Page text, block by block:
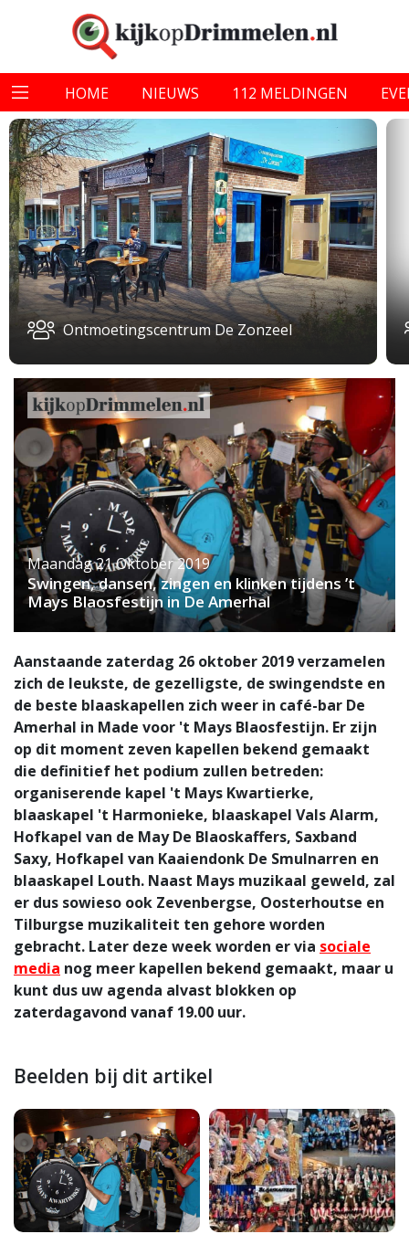
HOME NIEUWS 112 MELDINGEN
Ontmoetingscentrum De Zonzeel
Maandag 21 Oktober 2019
Swingen, dansen, zingen en klinken tijdens ’t
Mays Blaosfestijn in De Amerhal
Aanstaande zaterdag 26 oktober 2019 verzamelen
zich de leukste, de gezelligste, de swingendste en
de beste blaaskapellen zich weer in café-bar De
Amerhal in Made voor 't Mays Blaosfestijn. Er zijn
op dit moment zeven kapellen bekend gemaakt
die definitief het podium zullen betreden:
organiserende kapel 't Mays Kwartierke,
blaaskapel 't Harmonieke, blaaskapel Vals Alarm,
Hofkapel van de May De Blaoskaffers, Saxband
Saxy, Hofkapel van Kaaiendonk De Smulnarren en
blaaskapel Louth. Naast Mays muzikaal geweld, zal
er dus sowieso ook Zevenbergse, Oosterhoutse en
Tilburgse muzikaliteit ten gehore worden
gebracht. Later deze week worden er via sociale
media nog meer kapellen bekend gemaakt, maar u
kunt dus uw agenda alvast blokken op
zaterdagavond vanaf 19.00 uur.
Beelden bij dit artikel